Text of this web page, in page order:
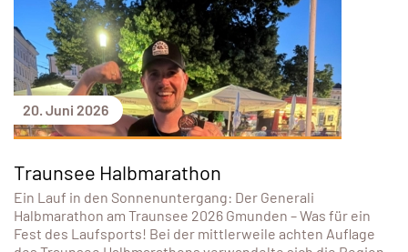
20. Juni 2026
Traunsee Halbmarathon
Ein Lauf in den Sonnenuntergang: Der Generali
Halbmarathon am Traunsee 2026 Gmunden – Was für ein
Fest des Laufsports! Bei der mittlerweile achten Auflage